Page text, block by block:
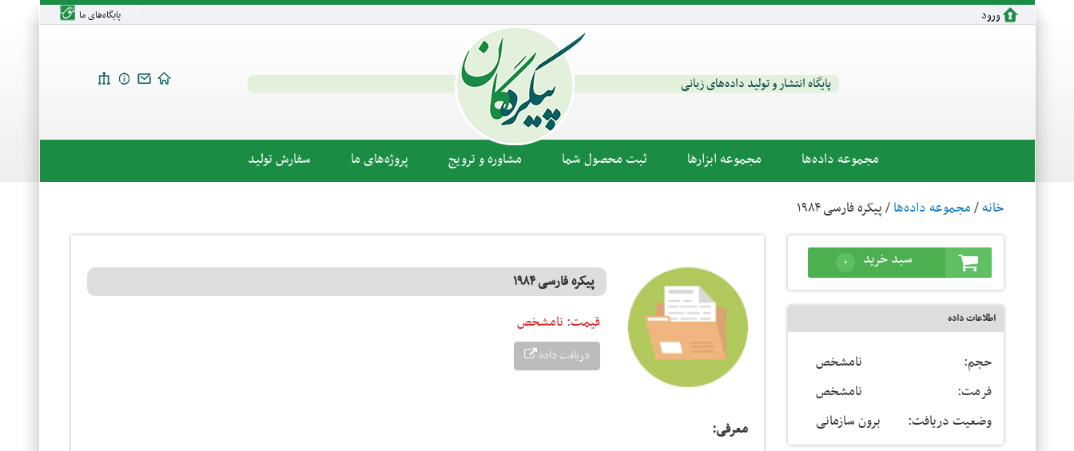
رفتن به محتوای اصلی
ورود پایگاه‌های ما
پایگاه انتشار و تولید داده‌های زبانی
مجموعه داده‌ها مجموعه ابزارها ثبت محصول شما مشاوره و ترویج پروژه‌های ما سفارش تولید
خانه/مجموعه داده‌ها/ پیکره فارسی ۱۹۸۴
۰ سبد خرید
اطلاعات داده
حجم:
نامشخص
فرمت:
نامشخص
وضعیت دریافت:
برون سازمانی
پیکره فارسی ۱۹۸۴
قیمت: نامشخص
دریافت داده
معرفی: